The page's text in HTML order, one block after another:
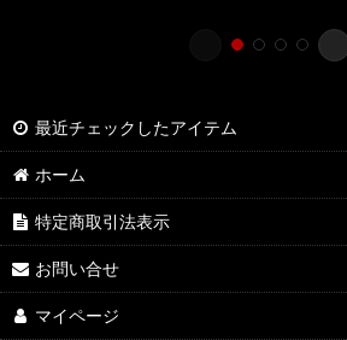
最近チェックしたアイテム
ホーム
特定商取引法表示
お問い合せ
マイページ